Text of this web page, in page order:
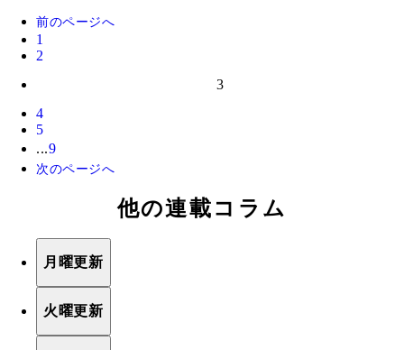
前のページへ
1
2
3
4
5
...9
次のページへ
他の連載コラム
月曜更新
火曜更新